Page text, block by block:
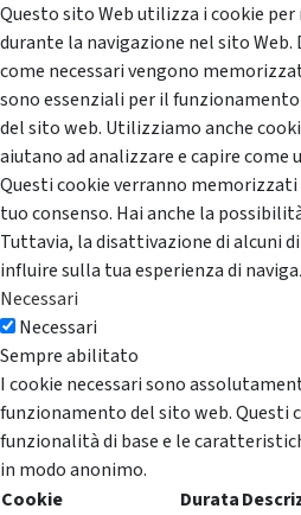
Questo sito Web utilizza i cookie
durante la navigazione nel sito Web.
come necessari vengono
sono essenziali per il
del sito web. Utilizziamo anche
aiutano ad analizzare e capire
Questi cookie verranno
tuo consenso. Hai anche la
Tuttavia, la disattivazione di alcuni
influire sulla tua esperienza di
Necessari
Necessari
Sempre abilitato
I cookie necessari sono
funzionamento del sito web. Questi
funzionalità di base e le
in modo anonimo.
Cookie
Durata